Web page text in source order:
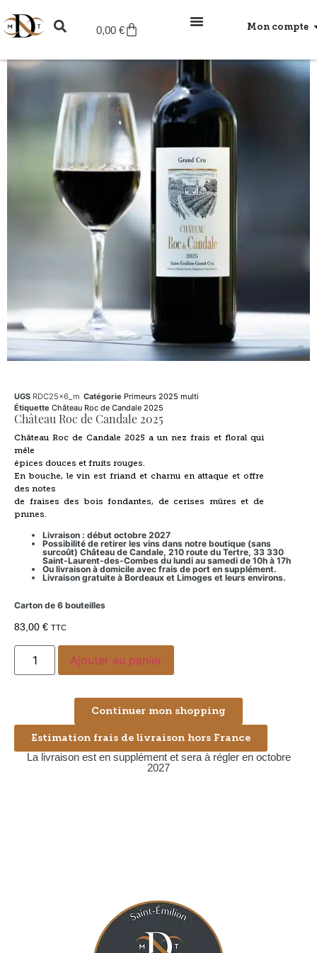
0,00 € Mon compte
UGS RDC25x6_m Catégorie Primeurs 2025 multi
Étiquette Château Roc de Candale 2025
Château Roc de Candale 2025
Château Roc de Candale 2025 a un nez frais et floral qui
mêle
épices douces et fruits rouges.
En bouche, le vin est friand et charnu en attaque et offre
des notes
de fraises des bois fondantes, de cerises mûres et de
prunes.
Livraison : début octobre 2027
Possibilité de retirer les vins dans notre boutique (sans
surcoût) Château de Candale, 210 route du Tertre, 33 330
Saint-Laurent-des-Combes du lundi au samedi de 10h à 17h
Ou livraison à domicile avec frais de port en supplément.
Livraison gratuite à Bordeaux et Limoges et leurs environs.
Carton de 6 bouteilles
83,00 € TTC
Ajouter au panier
Continuer mon shopping
Estimation frais de livraison hors France
La livraison est en supplément et sera à régler en octobre
2027